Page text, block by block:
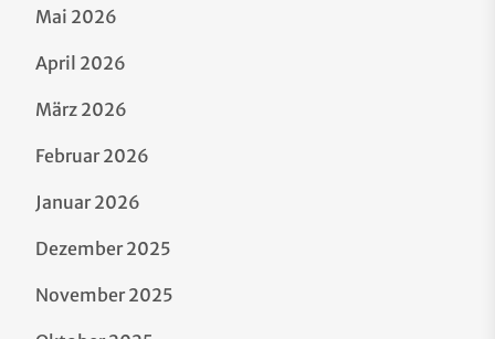
Mai 2026
April 2026
März 2026
Februar 2026
Januar 2026
Dezember 2025
November 2025